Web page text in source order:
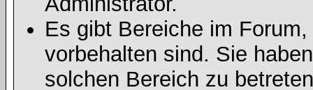
Es gibt Bereiche im
vorbehalten sind. Sie
solchen Bereich zu